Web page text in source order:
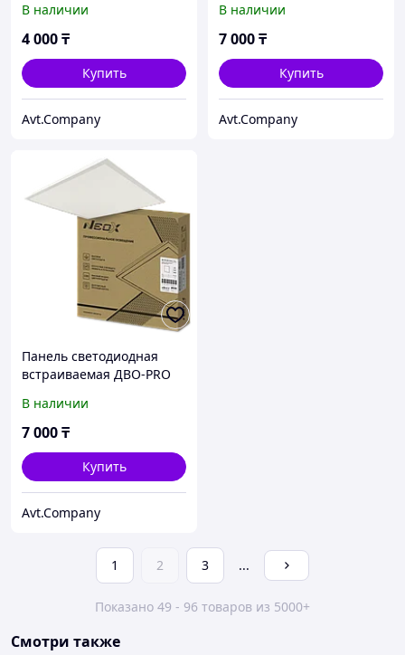
285мм белая IP40 IN
HOME
В наличии
4 000₸
Купить
Avt.Company
120лм/Вт CRI80
595х595х30мм NEOX
В наличии
7 000₸
Купить
Avt.Company
Панель светодиодная
встраиваемая ДВО-PRO
120лм/Вт CRI80
595х595х30мм NEOX
В наличии
7 000₸
Купить
Avt.Company
1 2 3 ...
Показано 49 - 96 товаров из 5000+
Смотри также